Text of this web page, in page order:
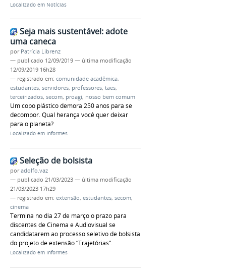
Localizado em Notícias
Seja mais sustentável: adote
uma caneca
por Patrícia Librenz
— publicado 12/09/2019 — última modificação
12/09/2019 16h28
— registrado em: comunidade acadêmica,
estudantes, servidores, professores, taes,
terceirizados, secom, proagi, nosso bem comum
Um copo plástico demora 250 anos para se
decompor. Qual herança você quer deixar
para o planeta?
Localizado em Informes
Seleção de bolsista
poradolfo.vaz
— publicado 21/03/2023 — última modificação
21/03/2023 17h29
— registrado em: extensão, estudantes, secom,
cinema
Termina no dia 27 de março o prazo para
discentes de Cinema e Audiovisual se
candidatarem ao processo seletivo de bolsista
do projeto de extensão “Trajetórias”.
Localizado em Informes